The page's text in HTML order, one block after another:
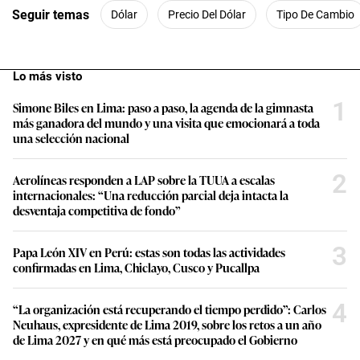
1
m
t
,
5
9
s
o
n
d
s
Seguir temas Dólar Precio Del Dólar Tipo De Cambio
Lo más visto
Simone Biles en Lima: paso a paso, la agenda de la gimnasta
más ganadora del mundo y una visita que emocionará a toda
una selección nacional
1
Aerolíneas responden a LAP sobre la TUUA a escalas
internacionales: “Una reducción parcial deja intacta la
desventaja competitiva de fondo”
2
Papa León XIV en Perú: estas son todas las actividades
confirmadas en Lima, Chiclayo, Cusco y Pucallpa
3
“La organización está recuperando el tiempo perdido”: Carlos
Neuhaus, expresidente de Lima 2019, sobre los retos a un año
de Lima 2027 y en qué más está preocupado el Gobierno
4